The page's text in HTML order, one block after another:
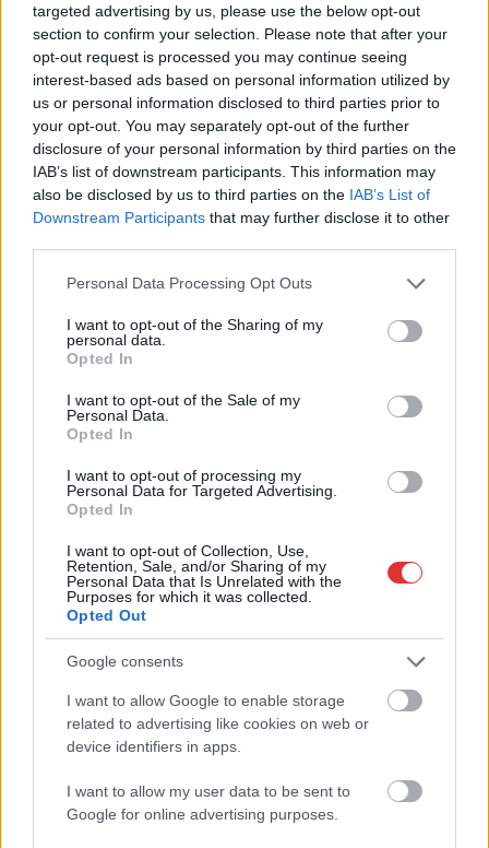
targeted advertising by us, please use the below opt-out
section to confirm your selection. Please note that after your
opt-out request is processed you may continue seeing
interest-based ads based on personal information utilized by
us or personal information disclosed to third parties prior to
your opt-out. You may separately opt-out of the further
disclosure of your personal information by third parties on the
IAB’s list of downstream participants. This information may
also be disclosed by us to third parties on the IAB’s List of
Downstream Participants that may further disclose it to other
Please note that this website/app uses one or more Google
not limited to your visit or usage behaviour. You may click to
grant or deny consent to Google and its third-party tags to
use your data for below specified purposes in below Google
consent section.
Personal Data Processing Opt Outs
I want to opt-out of the Sharing of my
personal data.
Opted In
I want to opt-out of the Sale of my
Personal Data.
Opted In
I want to opt-out of processing my
Personal Data for Targeted Advertising.
Opted In
I want to opt-out of Collection, Use,
Retention, Sale, and/or Sharing of my
Personal Data that Is Unrelated with the
Purposes for which it was collected.
Opted Out
Google consents
I want to allow Google to enable storage
related to advertising like cookies on web or
device identifiers in apps.
I want to allow my user data to be sent to
Google for online advertising purposes.
csavarás és Cseuz Zsolt mégis mandátumhoz jutott.
Elképesztő véletlenek vannak.
TOVÁBB OLVASOM
Választások alpolgármester,balhé ,cseuz zsolt , fidesz, képviselő
lemondás ,részeg ,tiszaföldvár trükk, ügyeskedés
Rengeteg a panasz a parkolási büntetések
osztogatása miatt Szolnokon
2024.01.13. Kiss Lajos
Mi inkább jóindulatú,
vagy inkább rafinált,
parkolóőrökkel és
ha fizető parkolóba
visz minket a sorsunk?
TOVÁBB OLVASOM
Szolnok belváros,büntetés,csomag,fizető